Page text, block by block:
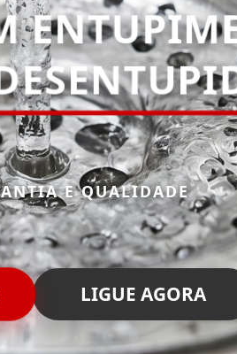
E QUALIDADE
LIGUE AGORA